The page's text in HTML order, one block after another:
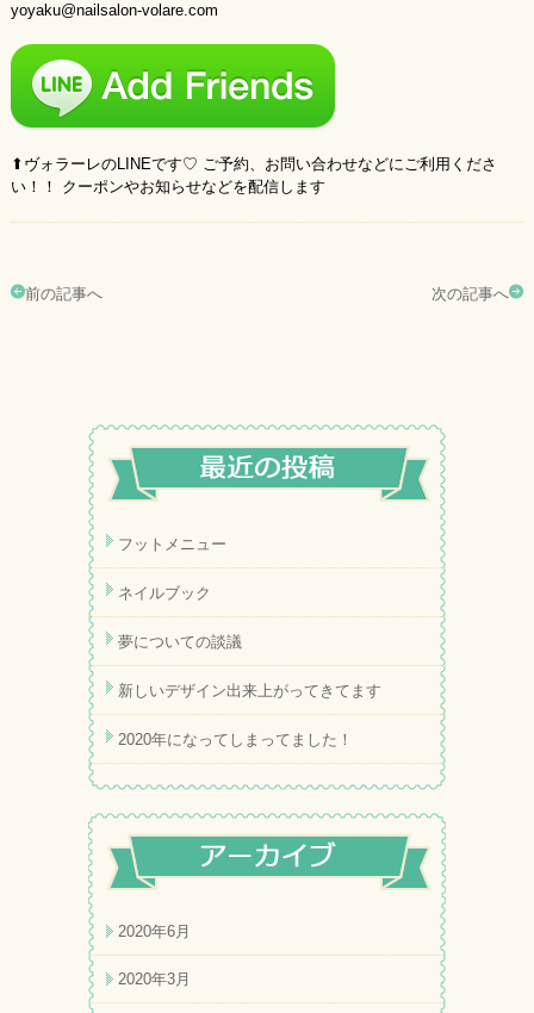
yoyaku@nailsalon-volare.com
⬆︎ヴォラーレのLINEです♡ ご予約、お問い合わせなどにご利用くださ
い！！ クーポンやお知らせなどを配信します
前の記事へ 次の記事へ
フットメニュー
ネイルブック
夢についての談議
新しいデザイン出来上がってきてます
2020年になってしまってました！
2020年6月
2020年3月